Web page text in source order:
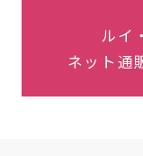
ルイ
ネット通